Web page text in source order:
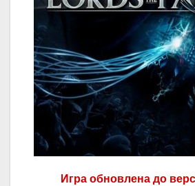
Игра обновлена до